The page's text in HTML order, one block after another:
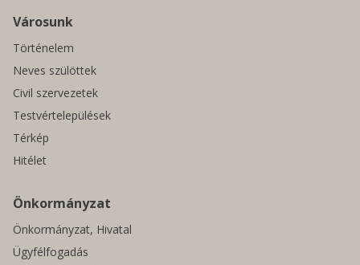
Városunk
Történelem
Neves szülöttek
Civil szervezetek
Testvértelepülések
Térkép
Hitélet
Önkormányzat
Önkormányzat, Hivatal
Ügyfélfogadás